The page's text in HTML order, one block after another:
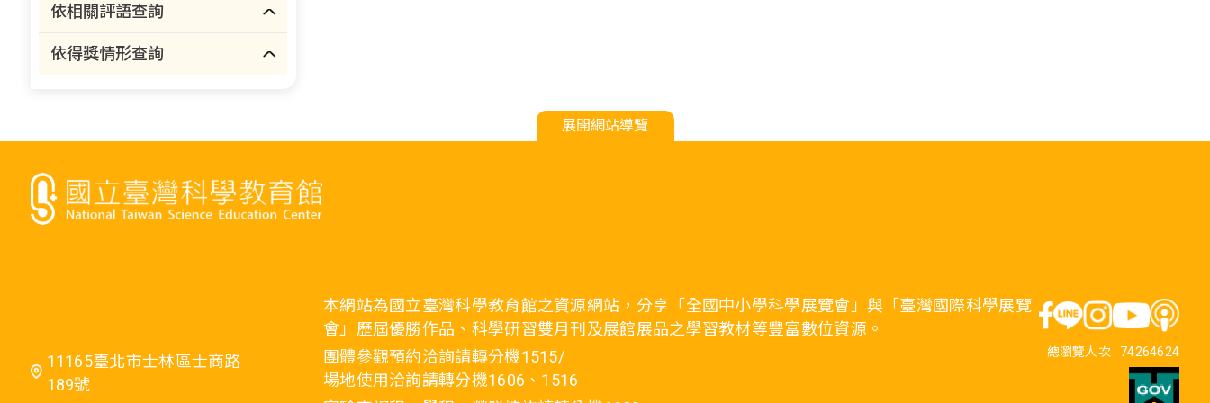
依相關評語查詢
依得獎情形查詢
展開網站導覽
11165臺北市士林區士商路
189號
本網站為國立臺灣科學教育館之資源網站，分享「全國中小學科學展覽會」與「臺灣國際科學展覽
會」歷屆優勝作品、科學研習雙月刊及展館展品之學習教材等豐富數位資源。
團體參觀預約洽詢請轉分機1515/
場地使用洽詢請轉分機1606、1516
總瀏覽人次 : 74264624